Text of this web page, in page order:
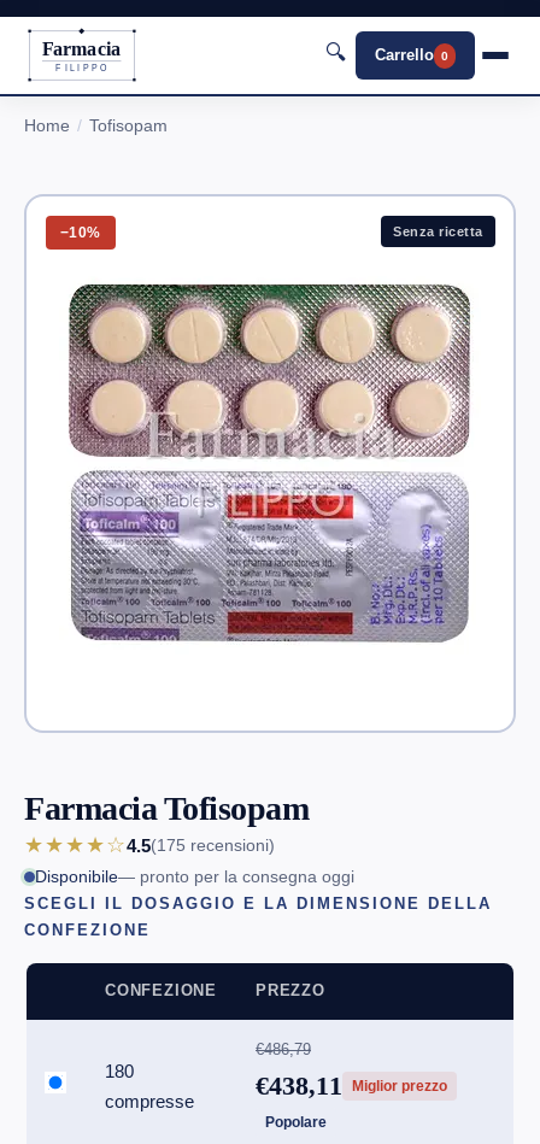
Farmacia
FILIPPO
🔍 Carrello 0
Home Tofisopam
−10% Senza ricetta
Farmacia Tofisopam
★★★★☆4.5(175 recensioni)
Disponibile— pronto per la consegna oggi
SCEGLI IL DOSAGGIO E LA DIMENSIONE DELLA
CONFEZIONE
CONFEZIONE PREZZO
180
compresse
€486,79
€438,11 Miglior prezzo
Popolare